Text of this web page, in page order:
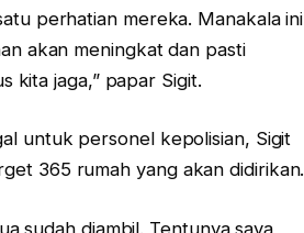
perhatian mereka. Manakala ini
akan meningkat dan pasti
kita jaga,” papar Sigit.
untuk personel kepolisian, Sigit
365 rumah yang akan didirikan.
sudah diambil. Tentunya saya